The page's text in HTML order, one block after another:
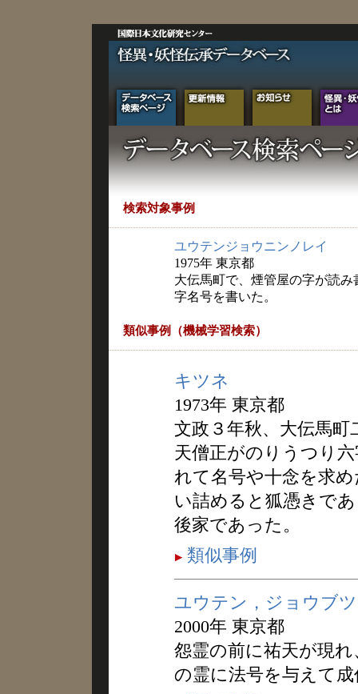
検索対象事例
ユウテンジョウニンノレイ
1975年 東京都
大伝馬町で、煙管屋の字が読
字名号を書いた。
類似事例（機械学習検索）
キツネ
1973年 東京都
文政３年秋、大伝馬
天僧正がのりうつり
れて名号や十念を求
い詰めると狐憑きで
後家であった。
類似事例
ユウテン，ジョウブ
2000年 東京都
怨霊の前に祐天が現
の霊に法号を与えて